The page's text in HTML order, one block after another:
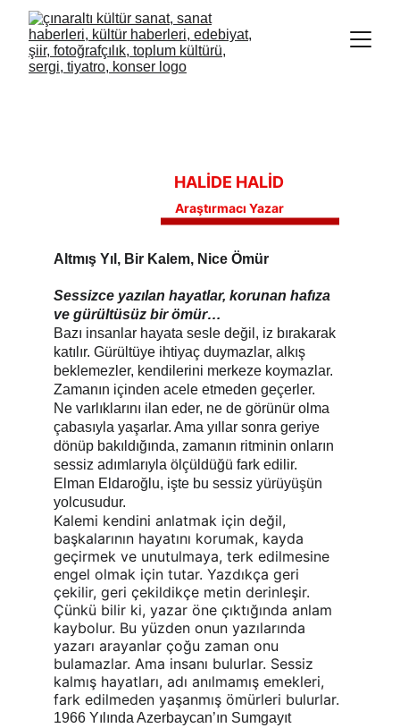
Altmış Yıl, Bir Kalem, Nice Ömür
Sessizce yazılan hayatlar, korunan hafıza
ve gürültüsüz bir ömür…
Bazı insanlar hayata sesle değil, iz bırakarak
katılır. Gürültüye ihtiyaç duymazlar, alkış
beklemezler, kendilerini merkeze koymazlar.
Zamanın içinden acele etmeden geçerler.
Ne varlıklarını ilan eder, ne de görünür olma
çabasıyla yaşarlar. Ama yıllar sonra geriye
dönüp bakıldığında, zamanın ritminin onların
sessiz adımlarıyla ölçüldüğü fark edilir.
Elman Eldaroğlu, işte bu sessiz yürüyüşün
yolcusudur.
Kalemi kendini anlatmak için değil,
başkalarının hayatını korumak, kayda
geçirmek ve unutulmaya, terk edilmesine
engel olmak için tutar. Yazdıkça geri
çekilir, geri çekildikçe metin derinleşir.
Çünkü bilir ki, yazar öne çıktığında anlam
kaybolur. Bu yüzden onun yazılarında
yazarı arayanlar çoğu zaman onu
bulamazlar. Ama insanı bulurlar. Sessiz
kalmış hayatları, adı anılmamış emekleri,
fark edilmeden yaşanmış ömürleri bulurlar.
1966 Yılında Azerbaycan’ın Sumgayıt
HALİDE HALİD
Araştırmacı Yazar